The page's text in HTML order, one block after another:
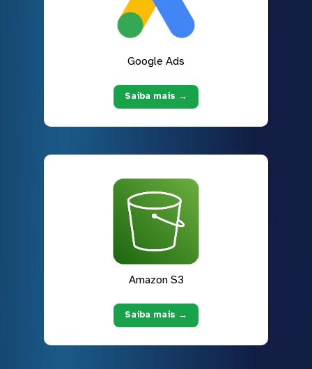
Google Ads
Saiba mais →
Amazon S3
Saiba mais →